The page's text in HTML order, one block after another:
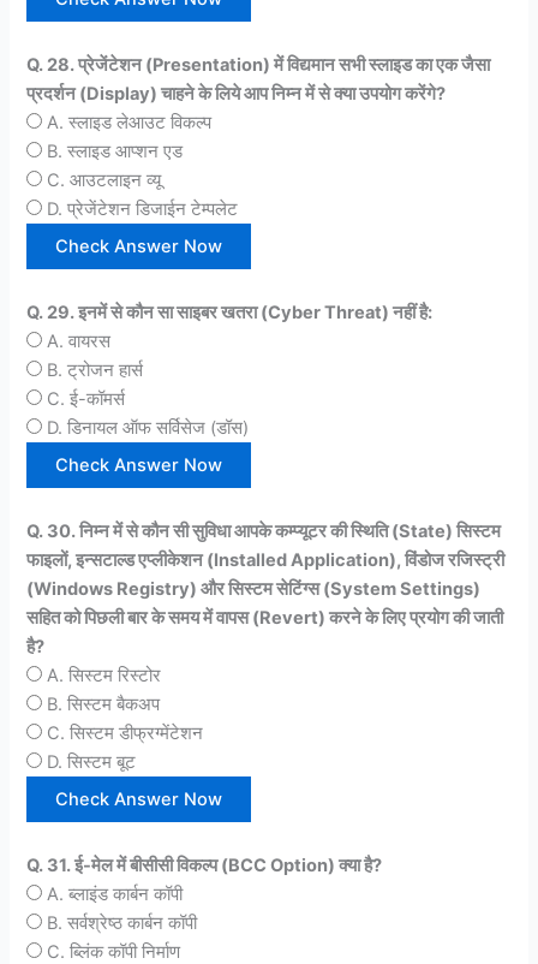
Q. 28. प्रेजेंटेशन (Presentation) में विद्यमान सभी स्लाइड का एक जैसा
प्रदर्शन (Display) चाहने के लिये आप निम्न में से क्या उपयोग करेंगे?
A. स्लाइड लेआउट विकल्प
B. स्लाइड आप्शन एड
C. आउटलाइन व्यू
D. प्रेजेंटेशन डिजाईन टेम्पलेट
Q. 29. इनमें से कौन सा साइबर खतरा (Cyber Threat) नहीं है:
A. वायरस
B. ट्रोजन हार्स
C. ई-कॉमर्स
D. डिनायल ऑफ सर्विसेज (डॉस)
Q. 30. निम्न में से कौन सी सुविधा आपके कम्प्यूटर की स्थिति (State) सिस्टम
फाइलों, इन्सटाल्ड एप्लीकेशन (Installed Application), विंडोज रजिस्ट्री
(Windows Registry) और सिस्टम सेटिंग्स (System Settings)
सहित को पिछली बार के समय में वापस (Revert) करने के लिए प्रयोग की जाती
है?
A. सिस्टम रिस्टोर
B. सिस्टम बैकअप
C. सिस्टम डीफ्रग्मेंटेशन
D. सिस्टम बूट
Q. 31. ई-मेल में बीसीसी विकल्प (BCC Option) क्या है?
A. ब्लाइंड कार्बन कॉपी
B. सर्वश्रेष्ठ कार्बन कॉपी
C. ब्लिंक कॉपी निर्माण